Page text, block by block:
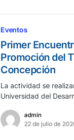
Eventos
Primer
Promoción del
Concepción
La actividad se
Universidad del
admin
22 de julio de